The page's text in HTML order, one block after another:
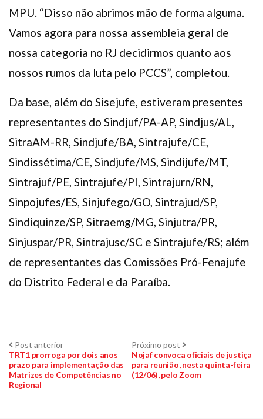
MPU. “Disso não abrimos mão de forma alguma.
Vamos agora para nossa assembleia geral de
nossa categoria no RJ decidirmos quanto aos
nossos rumos da luta pelo PCCS”, completou.
Da base, além do Sisejufe, estiveram presentes
representantes do Sindjuf/PA-AP, Sindjus/AL,
SitraAM-RR, Sindjufe/BA, Sintrajufe/CE,
Sindissétima/CE, Sindjufe/MS, Sindijufe/MT,
Sintrajuf/PE, Sintrajufe/PI, Sintrajurn/RN,
Sinpojufes/ES, Sinjufego/GO, Sintrajud/SP,
Sindiquinze/SP, Sitraemg/MG, Sinjutra/PR,
Sinjuspar/PR, Sintrajusc/SC e Sintrajufe/RS; além
de representantes das Comissões Pró-Fenajufe
do Distrito Federal e da Paraíba.
Navegação
de
Post
Post anteriorPost
anterior:
TRT1 prorroga por dois anos
prazo para implementação das
Matrizes de Competências no
Regional
Próximo post Próximo
post:
Nojaf convoca oficiais de justiça
para reunião, nesta quinta-feira
(12/06), pelo Zoom